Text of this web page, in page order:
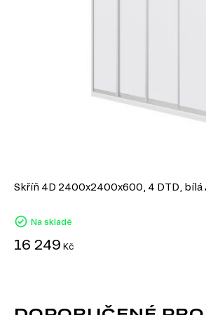
Různorodost designů: Umožňuje výrobu
Ekologičnost: Moderní výrobci zajišťují
DTD je praktickým a ekonomickým
Skříň 4D 2400x2400x600, 4 DTD, bílá
Na skladě
16 249 Kč